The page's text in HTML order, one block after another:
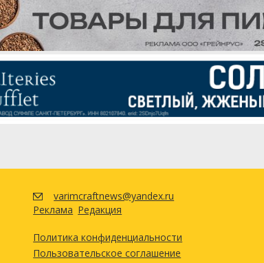
varimcraftnews@yandex.ru
Реклама Редакция
Политика конфиденциальности
Пользовательское соглашение